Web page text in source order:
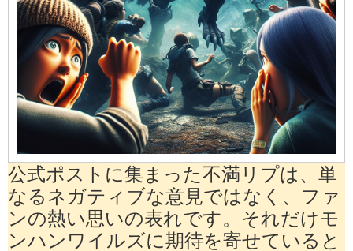
公式ポストに集まった不満リプは、単
なるネガティブな意見ではなく、ファ
ンの熱い思いの表れです。それだけモ
ンハンワイルズに期待を寄せていると